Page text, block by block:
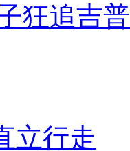
狂追吉
立行走